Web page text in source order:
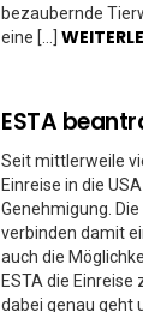
bezaubernde
eine […]
ESTA
Seit mittlerweile
Einreise in die
Genehmigung.
verbinden damit
auch die
ESTA die
dabei genau geht